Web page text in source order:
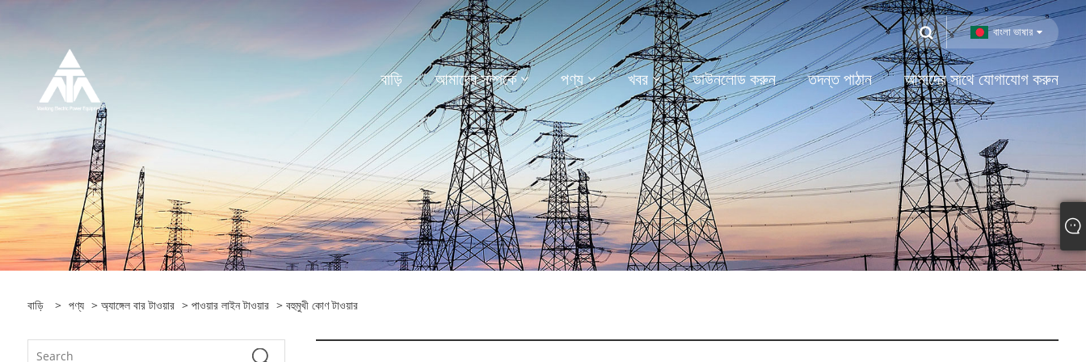
বাংলা ভাষার
বাড়ি আমাদের সম্পর্কে পণ্য খবর ডাউনলোড করুন তদন্ত পাঠান আমাদের সাথে যোগাযোগ করুন
বাড়ি > পণ্য > অ্যাঙ্গেল বার টাওয়ার > পাওয়ার লাইন টাওয়ার > বহুমুখী কোণ টাওয়ার